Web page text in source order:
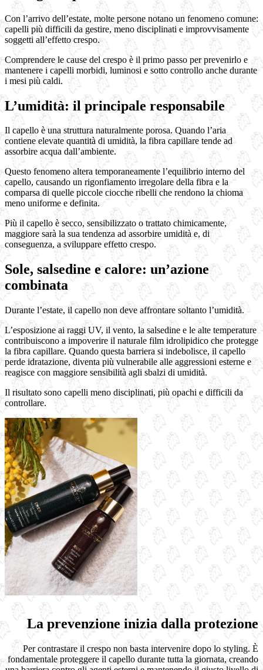
Con l’arrivo dell’estate, molte persone notano un fenomeno comune:
capelli più difficili da gestire, meno disciplinati e improvvisamente
soggetti all’effetto crespo.
Comprendere le cause del crespo è il primo passo per prevenirlo e
mantenere i capelli morbidi, luminosi e sotto controllo anche durante
i mesi più caldi.
L’umidità: il principale responsabile
Il capello è una struttura naturalmente porosa. Quando l’aria
contiene elevate quantità di umidità, la fibra capillare tende ad
assorbire acqua dall’ambiente.
Questo fenomeno altera temporaneamente l’equilibrio interno del
capello, causando un rigonfiamento irregolare della fibra e la
comparsa di quelle piccole ciocche ribelli che rendono la chioma
meno uniforme e definita.
Più il capello è secco, sensibilizzato o trattato chimicamente,
maggiore sarà la sua tendenza ad assorbire umidità e, di
conseguenza, a sviluppare effetto crespo.
Sole, salsedine e calore: un’azione
combinata
Durante l’estate, il capello non deve affrontare soltanto l’umidità.
L’esposizione ai raggi UV, il vento, la salsedine e le alte temperature
contribuiscono a impoverire il naturale film idrolipidico che protegge
la fibra capillare. Quando questa barriera si indebolisce, il capello
perde idratazione, diventa più vulnerabile alle aggressioni esterne e
reagisce con maggiore sensibilità agli sbalzi di umidità.
Il risultato sono capelli meno disciplinati, più opachi e difficili da
controllare.
La prevenzione inizia dalla protezione
Per contrastare il crespo non basta intervenire dopo lo styling. È
fondamentale proteggere il capello durante tutta la giornata, creando